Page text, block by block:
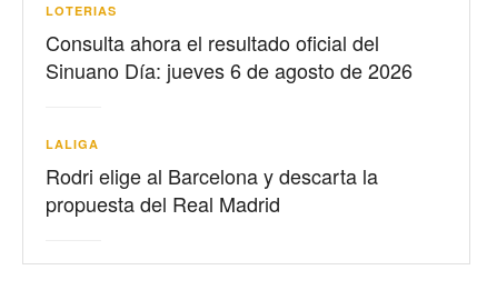
LOTERIAS
Consulta ahora el resultado oficial del
Sinuano Día: jueves 6 de agosto de 2026
LALIGA
Rodri elige al Barcelona y descarta la
propuesta del Real Madrid